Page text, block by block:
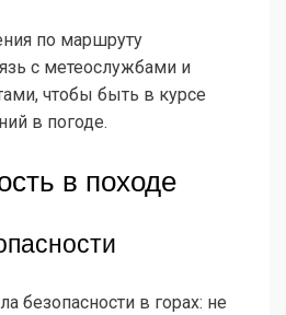
по маршруту
с метеослужбами и
чтобы быть в курсе
в погоде.
в походе
безопасности в горах: не